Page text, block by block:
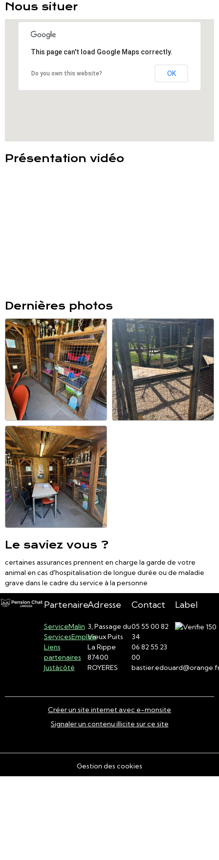
Nous situer
This page can't load Google Maps correctly.
Do you own this website? OK
Présentation vidéo
Dernières photos
Le saviez vous ?
certaines assurances prennent en charge la garde de votre
animal en cas d'hospitalisation de longue durée ou de maladie
grave dans le cadre du service à la personne
Partenaire
ServiceMalin
ServicesEmplois
Liens
partenaires
Justàcôté
Adresse
3, Passage du
Vieux Puits
La Rippe
87400
ROYERES
Contact
05 55 00 82
34
06 82 55 23
00
Label
Créer un site internet avec e-monsite
Signaler un contenu illicite sur ce site
Gestion des cookies